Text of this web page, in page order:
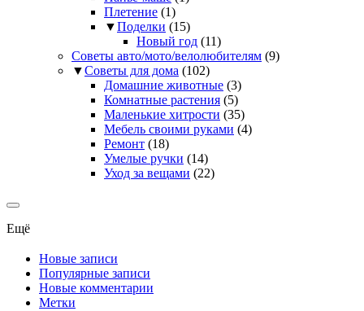
Плетение (1)
▼Поделки (15)
Новый год (11)
Советы авто/мото/велолюбителям (9)
▼Советы для дома (102)
Домашние животные (3)
Комнатные растения (5)
Маленькие хитрости (35)
Мебель своими руками (4)
Ремонт (18)
Умелые ручки (14)
Уход за вещами (22)
Ещё
Новые записи
Популярные записи
Новые комментарии
Метки